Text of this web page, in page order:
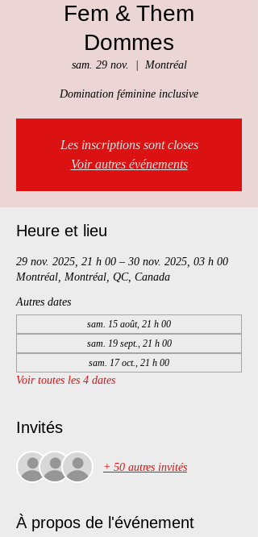
Fem & Them
Dommes
sam. 29 nov. Montréal
Domination féminine inclusive
Les inscriptions sont closes
Voir autres événements
Heure et lieu
29 nov. 2025, 21 h 00 – 30 nov. 2025, 03 h 00
Montréal, Montréal, QC, Canada
Autres dates
sam. 15 août, 21 h 00
sam. 19 sept., 21 h 00
sam. 17 oct., 21 h 00
Voir toutes les 4 dates
Invités
+ 50 autres invités
À propos de l'événement